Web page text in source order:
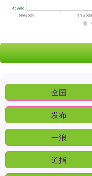
全国
发布
一浪
道指